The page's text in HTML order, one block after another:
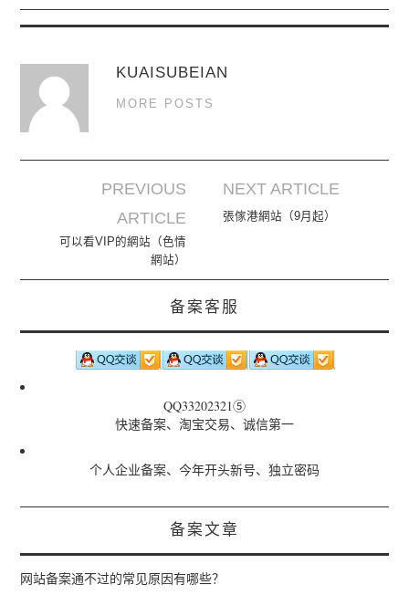
KUAISUBEIAN
MORE POSTS
Post navigation
PREVIOUS
ARTICLE
可以看VIP的網站（色情
網站）
NEXT ARTICLE
張傢港網站（9月起）
备案客服
QQ33202321⑤
快速备案、淘宝交易、诚信第一
个人企业备案、今年开头新号、独立密码
备案文章
网站备案通不过的常见原因有哪些？